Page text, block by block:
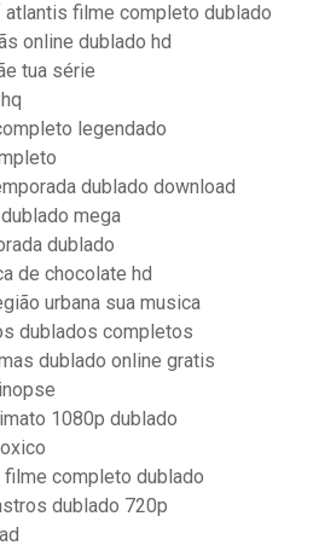
filme completo dublado
online dublado hd
tua série
legendado
dublado download
mega
dublado
de chocolate hd
urbana sua musica
dublados completos
dublado online gratis
1080p dublado
completo dublado
dublado 720p